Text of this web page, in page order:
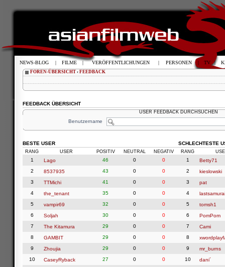
FOREN-ÜBERSICHT ‹ FEEDBACK
FEEDBACK ÜBERSICHT
USER FEEDBACK DURCHSUCHEN
Benutzername
BESTE USER
RANG USER POSITIV NEUTRAL NEGATIV
1 Lago 46 0
0
2
8537935 43 0
0
3
TTMichi 41 0
0
4
the_tenant 35 0
0
5
vampir69 32 0
0
6
Soljah 30 0
0
7
The Kitamura 29 0
0
8
GAMBIT 29 0
0
9
Zhoujia 29 0
0
10
CaseyRyback 27 0
0
SCHLECHTESTE
RANG
1
Betty71
2
kieslowski
3
pat
4
5
tomsh1
6
PomPom
7
Cami
8
9
mr_burns
10
dani´
NEWS-BLOG | FILME | VERÖFFENTLICHUNGEN | PERSONEN | TV |